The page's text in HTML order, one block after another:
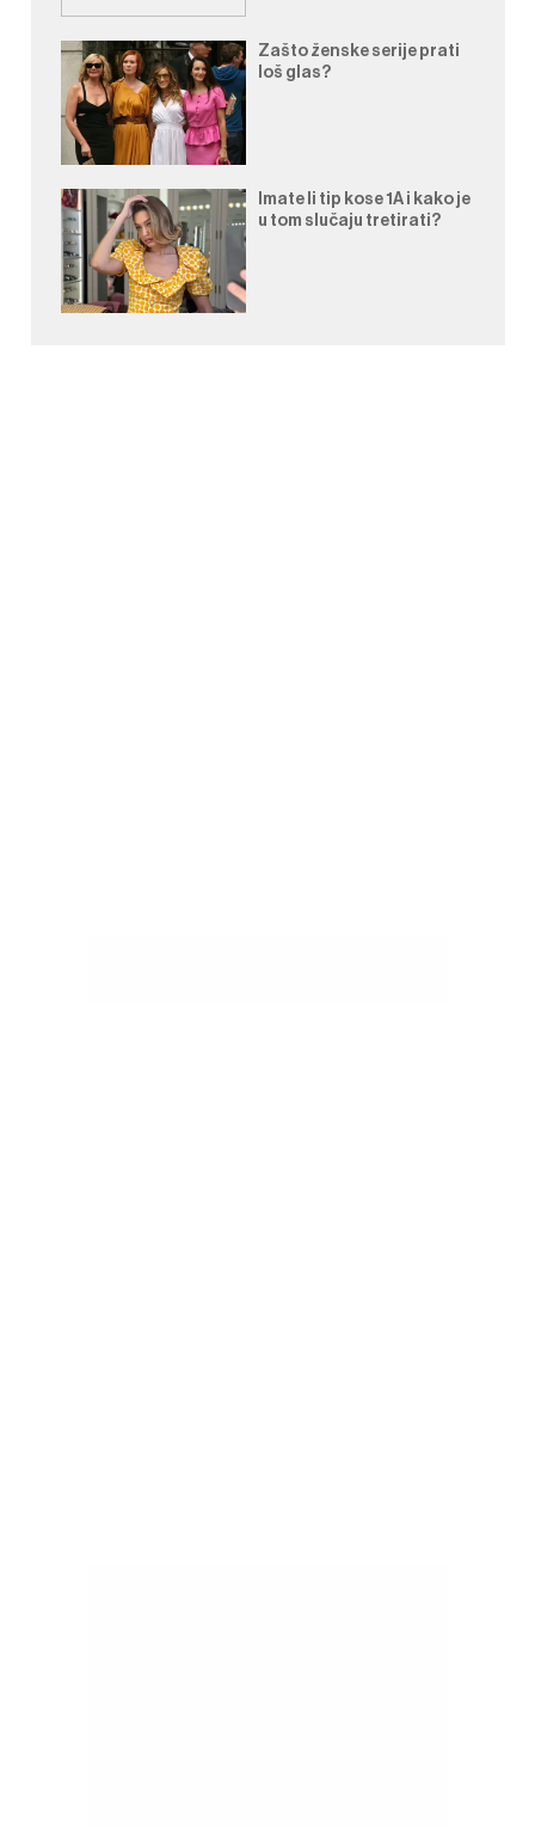
Zašto ženske serije prati
loš glas?
Imate li tip kose 1A i kako je
u tom slučaju tretirati?